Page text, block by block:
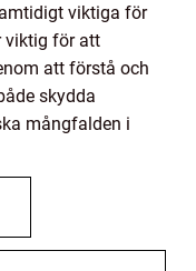
viktiga för
viktig för att
att förstå och
skydda
mångfalden i